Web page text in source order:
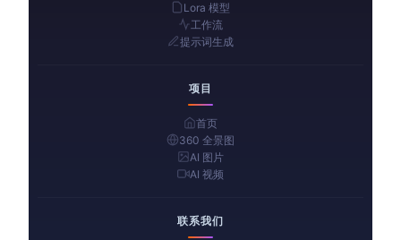
Lora 模型
工作流
提示词生成
项目
首页
360 全景图
AI 图片
AI 视频
联系我们